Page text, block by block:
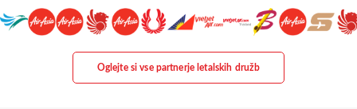
Oglejte si vse partnerje letalskih družb